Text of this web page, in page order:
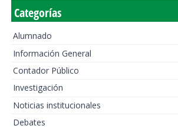
Categorías
Alumnado
Información General
Contador Público
Investigación
Noticias institucionales
Debates